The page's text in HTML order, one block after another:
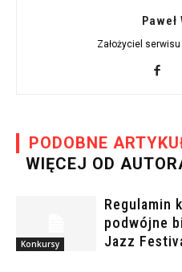
Założyciel
PODOBNE
WIĘCEJ OD
Konkursy
Regulamin
podwójne
Jazz